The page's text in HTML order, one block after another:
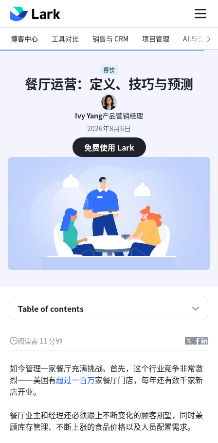
博客中心 工具对比 销售与 CRM 项目管理 AI 与自动化
餐饮
餐厅运营：定义、技巧与预测
Ivy Yang产品营销经理
2026年8月6日
免费使用 Lark
阅读需 11 分钟
如今管理一家餐厅充满挑战。首先，这个行业竞争非常激
烈——美国有超过一百万家餐厅门店，每年还有数千家新
店开业。
餐厅业主和经理还必须跟上不断变化的顾客期望，同时兼
顾库存管理、不断上涨的食品价格以及人员配置需求。
Table of contents
餐厅运营是什么？
提升餐厅运营的10个技巧
预测餐厅运营的未来
拥抱餐厅运营的未来，选择Lark